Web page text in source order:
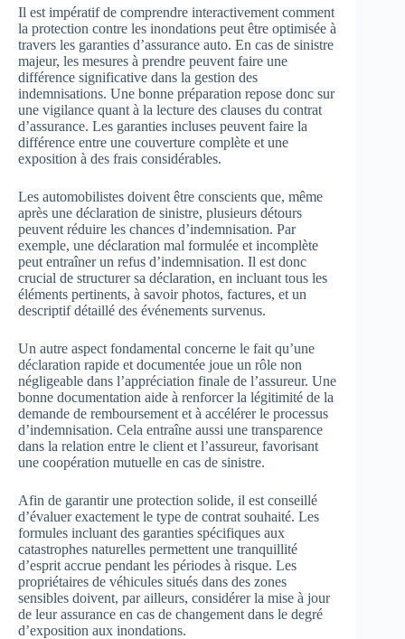
Il est impératif de comprendre interactivement comment
la protection contre les inondations peut être optimisée à
travers les garanties d’assurance auto. En cas de sinistre
majeur, les mesures à prendre peuvent faire une
différence significative dans la gestion des
indemnisations. Une bonne préparation repose donc sur
une vigilance quant à la lecture des clauses du contrat
d’assurance. Les garanties incluses peuvent faire la
différence entre une couverture complète et une
exposition à des frais considérables.
Les automobilistes doivent être conscients que, même
après une déclaration de sinistre, plusieurs détours
peuvent réduire les chances d’indemnisation. Par
exemple, une déclaration mal formulée et incomplète
peut entraîner un refus d’indemnisation. Il est donc
crucial de structurer sa déclaration, en incluant tous les
éléments pertinents, à savoir photos, factures, et un
descriptif détaillé des événements survenus.
Un autre aspect fondamental concerne le fait qu’une
déclaration rapide et documentée joue un rôle non
négligeable dans l’appréciation finale de l’assureur. Une
bonne documentation aide à renforcer la légitimité de la
demande de remboursement et à accélérer le processus
d’indemnisation. Cela entraîne aussi une transparence
dans la relation entre le client et l’assureur, favorisant
une coopération mutuelle en cas de sinistre.
Afin de garantir une protection solide, il est conseillé
d’évaluer exactement le type de contrat souhaité. Les
formules incluant des garanties spécifiques aux
catastrophes naturelles permettent une tranquillité
d’esprit accrue pendant les périodes à risque. Les
propriétaires de véhicules situés dans des zones
sensibles doivent, par ailleurs, considérer la mise à jour
de leur assurance en cas de changement dans le degré
d’exposition aux inondations.